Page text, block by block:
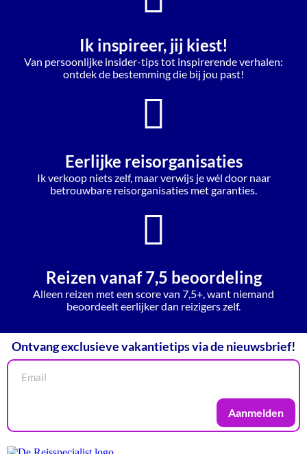
Ik inspireer, jij kiest!
Van persoonlijke insider-tips tot inspirerende verhalen:
ontdek de bestemming die bij jou past!
Eerlijke reisorganisaties
Ik verkoop niets zelf, maar verwijs je wél door naar
betrouwbare reisorganisaties met garanties.
Reizen vanaf 7,5 beoordeling
Alleen reizen met een score van 7,5+, want niemand
beoordeelt eerlijker dan reizigers zelf.
Ontvang exclusieve vakantietips via de nieuwsbrief!
Aanmelden